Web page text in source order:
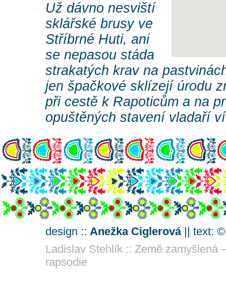
Už dávno nesviští
sklářské brusy ve
Stříbrné Huti, ani
se nepasou stáda
strakatých krav na
jen špačkové sklízejí úrodu
při cestě k Rapoticům a na
opuštěných stavení vladaří
design :: Anežka Ciglerová|| text: ©
Ladislav Stehlík :: Země zamyšlená
rapsodie